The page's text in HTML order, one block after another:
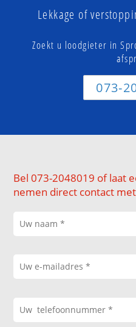
Lekkage of
Zoekt u loodgieter in
073-
Bel 073-2048019 of laat
nemen direct contact